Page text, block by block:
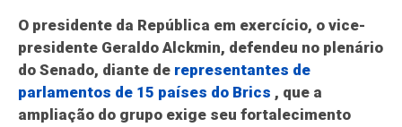
O presidente da República em exercício, o vice-
presidente Geraldo Alckmin, defendeu no plenário
do Senado, diante de representantes de
parlamentos de 15 países do Brics , que a
ampliação do grupo exige seu fortalecimento